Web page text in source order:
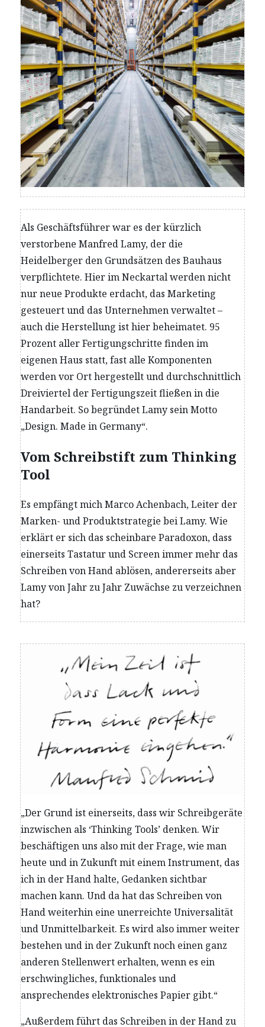
Als Geschäftsführer war es der kürzlich
verstorbene Manfred Lamy, der die
Heidelberger den Grundsätzen des Bauhaus
verpflichtete. Hier im Neckartal werden nicht
nur neue Produkte erdacht, das Marketing
gesteuert und das Unternehmen verwaltet –
auch die Herstellung ist hier beheimatet. 95
Prozent aller Fertigungschritte finden im
eigenen Haus statt, fast alle Komponenten
werden vor Ort hergestellt und durchschnittlich
Dreiviertel der Fertigungszeit fließen in die
Handarbeit. So begründet Lamy sein Motto
„Design. Made in Germany“.
Vom Schreibstift zum Thinking
Tool
Es empfängt mich Marco Achenbach, Leiter der
Marken- und Produktstrategie bei Lamy. Wie
erklärt er sich das scheinbare Paradoxon, dass
einerseits Tastatur und Screen immer mehr das
Schreiben von Hand ablösen, andererseits aber
Lamy von Jahr zu Jahr Zuwächse zu verzeichnen
hat?
„Der Grund ist einerseits, dass wir Schreibgeräte
inzwischen als ‘Thinking Tools’ denken. Wir
beschäftigen uns also mit der Frage, wie man
heute und in Zukunft mit einem Instrument, das
ich in der Hand halte, Gedanken sichtbar
machen kann. Und da hat das Schreiben von
Hand weiterhin eine unerreichte Universalität
und Unmittelbarkeit. Es wird also immer weiter
bestehen und in der Zukunft noch einen ganz
anderen Stellenwert erhalten, wenn es ein
erschwingliches, funktionales und
ansprechendes elektronisches Papier gibt.“
„Außerdem führt das Schreiben in der Hand zu